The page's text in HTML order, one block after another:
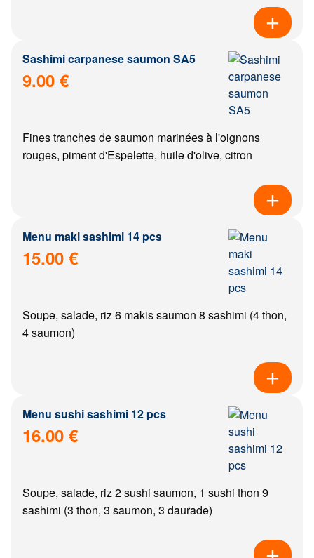
Sashimi carpanese saumon SA5
9.00 €
Fines tranches de saumon marinées à l'oignons
rouges, piment d'Espelette, huile d'olive, citron
Menu maki sashimi 14 pcs
15.00 €
Soupe, salade, riz 6 makis saumon 8 sashimi (4 thon,
4 saumon)
Menu sushi sashimi 12 pcs
16.00 €
Soupe, salade, riz 2 sushi saumon, 1 sushi thon 9
sashimi (3 thon, 3 saumon, 3 daurade)